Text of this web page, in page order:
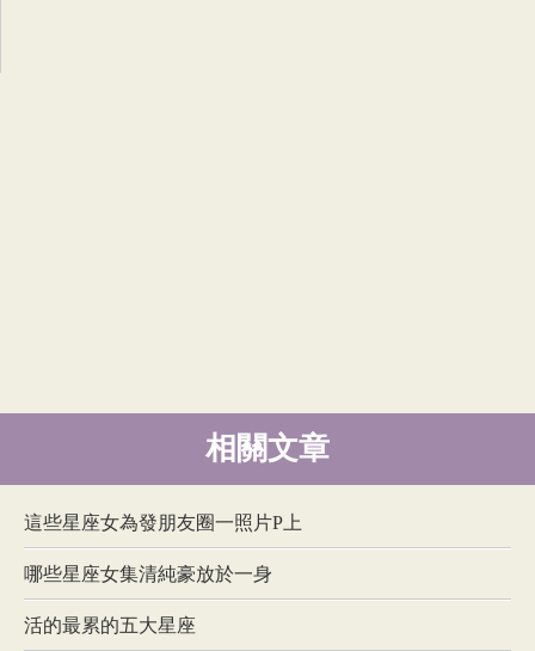
相關文章
這些星座女為發朋友圈一照片P上
哪些星座女集清純豪放於一身
活的最累的五大星座